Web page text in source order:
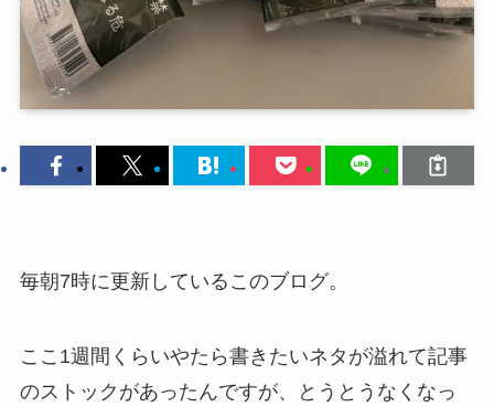
毎朝7時に更新しているこのブログ。
ここ1週間くらいやたら書きたいネタが溢れて記事
のストックがあったんですが、とうとうなくなっ